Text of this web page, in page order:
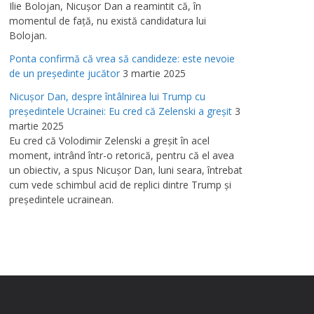
Ilie Bolojan, Nicuşor Dan a reamintit că, în
momentul de faţă, nu există candidatura lui
Bolojan.
Ponta confirmă că vrea să candideze: este nevoie
de un preşedinte jucător 3 martie 2025
Nicuşor Dan, despre întâlnirea lui Trump cu
preşedintele Ucrainei: Eu cred că Zelenski a greşit 3
martie 2025
Eu cred că Volodimir Zelenski a greşit în acel
moment, intrând într-o retorică, pentru că el avea
un obiectiv, a spus Nicuşor Dan, luni seara, întrebat
cum vede schimbul acid de replici dintre Trump şi
preşedintele ucrainean.